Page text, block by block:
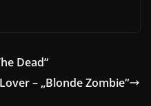
Dead“
– „Blonde Zombie“